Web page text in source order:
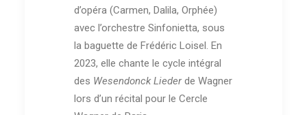
d’opéra (Carmen, Dalila, Orphée)
avec l’orchestre Sinfonietta, sous
la baguette de Frédéric Loisel. En
2023, elle chante le cycle intégral
des Wesendonck Liederde Wagner
lors d’un récital pour le Cercle